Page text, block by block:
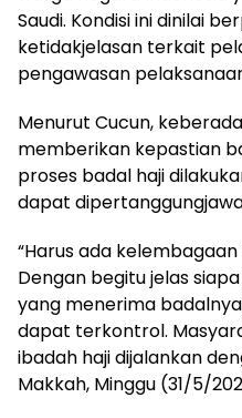
Saudi. Kondisi ini dinilai
ketidakjelasan terkait
pengawasan
Menurut Cucun,
memberikan kepastian
proses badal haji
dapat
“Harus ada
Dengan begitu jelas
yang menerima
dapat terkontrol.
ibadah haji dijalankan
Makkah, Minggu (31/5/